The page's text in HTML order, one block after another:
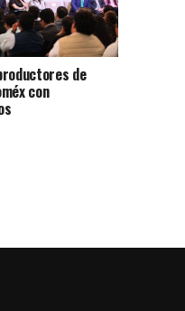
de
con